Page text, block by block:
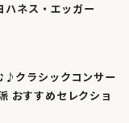
ハネス・エッガー
♪クラシックコンサー
おすすめセレクショ